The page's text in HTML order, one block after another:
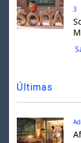
3
Últimas